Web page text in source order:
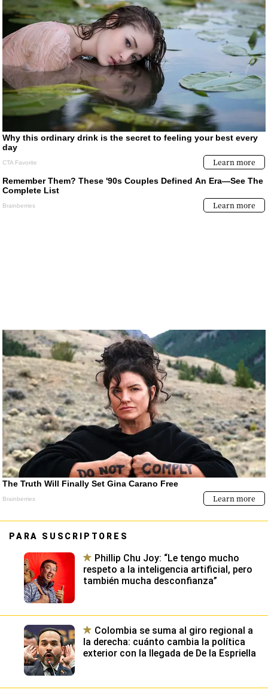
PARA SUSCRIPTORES
Phillip Chu Joy: “Le tengo mucho
respeto a la inteligencia artificial, pero
también mucha desconfianza”
Colombia se suma al giro regional a
la derecha: cuánto cambia la política
exterior con la llegada de De la Espriella